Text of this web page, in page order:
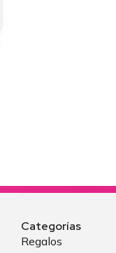
Categorías
Regalos